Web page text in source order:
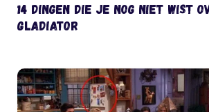
14 dingen die je nog niet wist
Gladiator